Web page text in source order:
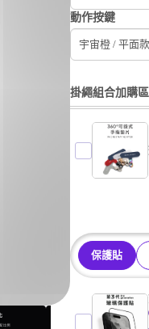
動作按鍵
宇宙橙 / 平面款
掛繩組合加購區
保護貼